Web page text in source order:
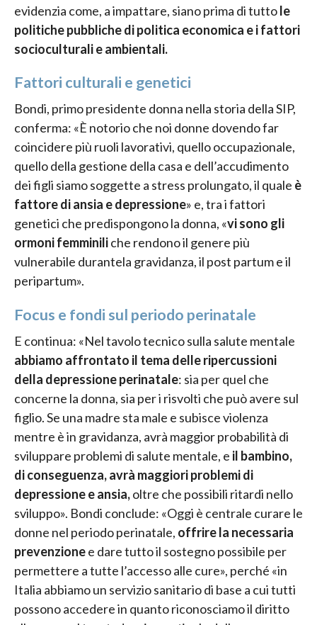
evidenzia come, a impattare, siano prima di tuttole
politiche pubbliche di politica economica e i fattori
socioculturali e ambientali.
Fattori culturali e genetici
Bondi, primo presidente donna nella storia della SIP,
conferma: «È notorio che noi donne dovendo far
coincidere più ruoli lavorativi, quello occupazionale,
quello della gestione della casa e dell’accudimento
dei figli siamo soggette a stress prolungato, il quale è
fattore di ansia e depressione» e, tra i fattori
genetici che predispongono la donna, «vi sono gli
ormoni femminiliche rendono il genere più
vulnerabile durantela gravidanza, il post partum e il
peripartum».
Focus e fondi sul periodo perinatale
E continua: «Nel tavolo tecnico sulla salute mentale
abbiamo affrontato il tema delleripercussioni
della depressione perinatale: sia per quel che
concerne la donna, sia per i risvolti che può avere sul
figlio. Se una madre sta male e subisce violenza
mentre è in gravidanza, avrà maggior probabilità di
sviluppare problemi di salute mentale, e il bambino,
di conseguenza, avrà maggiori problemi di
depressione e ansia,oltre che possibili ritardi nello
sviluppo». Bondi conclude: «Oggi è centrale curare le
donne nel periodo perinatale, offrire la necessaria
prevenzionee dare tutto il sostegno possibile per
permettere a tutte l’accesso alle cure», perché «in
Italia abbiamo un servizio sanitario di base a cui tutti
possono accedere in quanto riconosciamo il diritto